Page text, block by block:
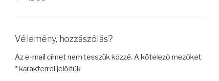
Vélemény, hozzászólás?
Az e-mail címet nem tesszük közzé. A kötelező mezőket
* karakterrel jelöltük